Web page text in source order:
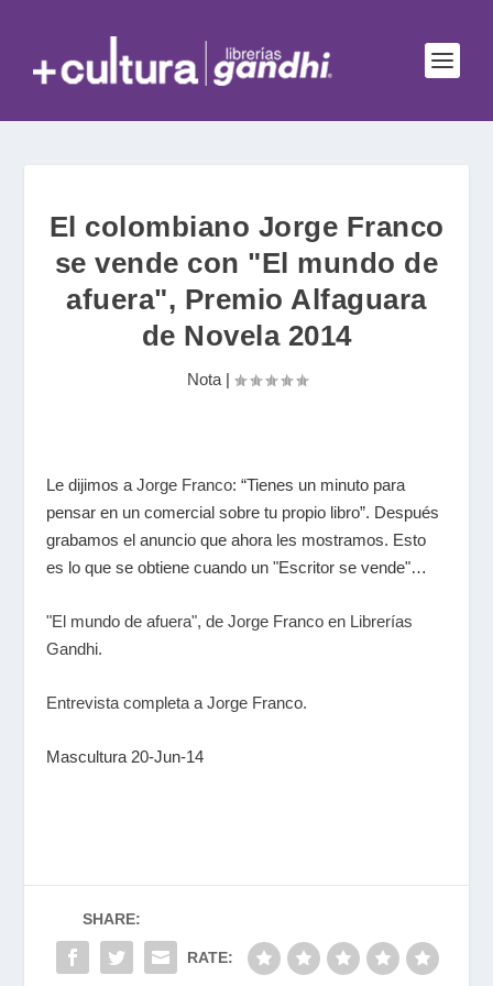
El colombiano Jorge Franco
se vende con "El mundo de
afuera", Premio Alfaguara
de Novela 2014
Nota|
Le dijimos aJorge Franco: “Tienes un minuto para
pensar en un comercial sobre tu propio libro”. Después
grabamos el anuncio que ahora les mostramos. Esto
es lo que se obtiene cuando un "Escritor se vende"…
"El mundo de afuera", de Jorge Franco en Librerías
Gandhi.
Entrevista completa a Jorge Franco.
Mascultura 20-Jun-14
SHARE:
RATE: